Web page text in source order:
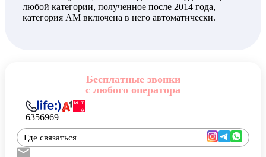
любой категории, полученное после 2014 года,
категория АМ включена в него автоматически.
Бесплатные звонки
с любого оператора
6356969
Где связаться